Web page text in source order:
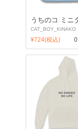
CAT_BOY_KINAKO
¥724(税込) 0